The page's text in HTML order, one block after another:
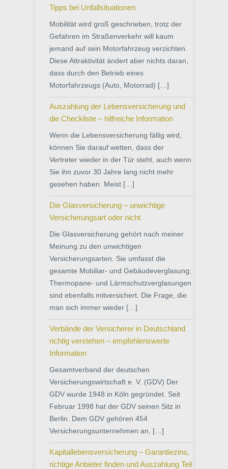
Tipps bei Unfallsituationen
Mobilität wird groß geschrieben, trotz der
Gefahren im Straßenverkehr will kaum
jemand auf sein Motorfahrzeug verzichten.
Diese Attraktivität ändert aber nichts daran,
dass durch den Betrieb eines
Motorfahrzeugs (Auto, Motorrad) […]
Auszahlung der Lebensversicherung und
die Checkliste – hilfreiche Information
Wenn die Lebensversicherung fällig wird,
können Sie darauf wetten, dass der
Vertreter wieder in der Tür steht, auch wenn
Sie ihn zuvor 30 Jahre lang nicht mehr
gesehen haben. Meist […]
Die Glasversicherung – unwichtige
Versicherungsart oder nicht
Die Glasversicherung gehört nach meiner
Meinung zu den unwichtigen
Versicherungsarten. Sie umfasst die
gesamte Mobiliar- und Gebäudeverglasung;
Thermopane- und Lärmschutzverglasungen
sind ebenfalls mitversichert. Die Frage, die
man sich immer wieder […]
Verbände der Versicherer in Deutschland
richtig verstehen – empfehlenswerte
Information
Gesamtverband der deutschen
Versicherungswirtschaft e. V. (GDV) Der
GDV wurde 1948 in Köln gegründet. Seit
Februar 1998 hat der GDV seinen Sitz in
Berlin. Dem GDV gehören 454
Versicherungsunternehmen an, […]
Kapitallebensversicherung – Garantiezins,
richtige Anbieter finden und Auszahlung Teil